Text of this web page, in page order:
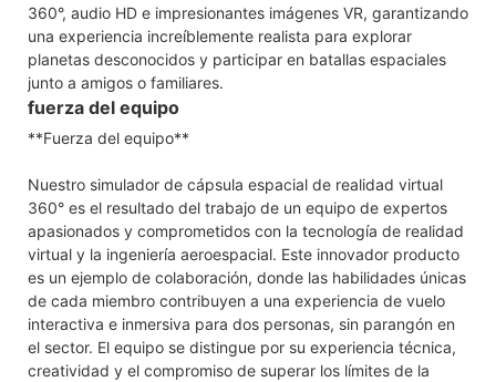
360°, audio HD e impresionantes imágenes VR, garantizando
una experiencia increíblemente realista para explorar
planetas desconocidos y participar en batallas espaciales
junto a amigos o familiares.
fuerza del equipo
**Fuerza del equipo**
Nuestro simulador de cápsula espacial de realidad virtual
360° es el resultado del trabajo de un equipo de expertos
apasionados y comprometidos con la tecnología de realidad
virtual y la ingeniería aeroespacial. Este innovador producto
es un ejemplo de colaboración, donde las habilidades únicas
de cada miembro contribuyen a una experiencia de vuelo
interactiva e inmersiva para dos personas, sin parangón en
el sector. El equipo se distingue por su experiencia técnica,
creatividad y el compromiso de superar los límites de la